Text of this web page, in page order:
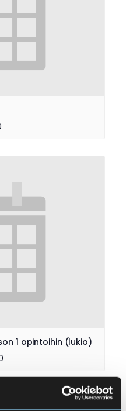
1 opintoihin (lukio)